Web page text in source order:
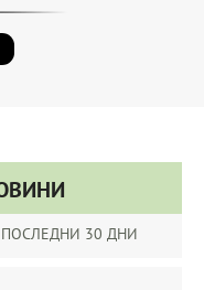
ПОСЛЕДНИ 30 ДНИ